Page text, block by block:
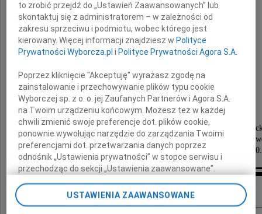
Dr hab. n. med.
Farmakolog
wieloletni przewodniczący Komisji Bioetyki
przy Uniwersytecie Medycznym w Łodzi
żona, dzieci, wnuk i rodzina
Pogrzeb odbędzie się na cmentarzu
pw. św. Józefa (Stary Cmentarz) przy ulicy
w piątek 1 kwietnia 2022 roku o godzinie 14.00.
Kondolencje
to zrobić przejdź do „Ustawień Zaawansowanych” lub
skontaktuj się z administratorem – w zależności od
zakresu sprzeciwu i podmiotu, wobec którego jest
kierowany. Więcej informacji znajdziesz w Polityce
Prywatności Wyborcza.pl i Polityce Prywatności Agora S.A.
Poprzez kliknięcie "Akceptuję" wyrażasz zgodę na
zainstalowanie i przechowywanie plików typu cookie
Wyborczej sp. z o. o. jej Zaufanych Partnerów i Agora S.A.
na Twoim urządzeniu końcowym. Możesz też w każdej
chwili zmienić swoje preferencje dot. plików cookie,
ponownie wywołując narzędzie do zarządzania Twoimi
preferencjami dot. przetwarzania danych poprzez
odnośnik „Ustawienia prywatności” w stopce serwisu i
przechodząc do sekcji „Ustawienia zaawansowane”.
Zmiana ustawień plików cookie możliwa jest także za
pomocą ustawień przeglądarki.
USTAWIENIA ZAAWANSOWANE